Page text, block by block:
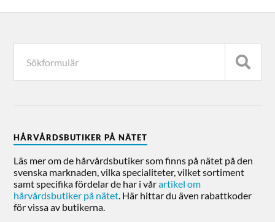
HÅRVÅRDSBUTIKER PÅ NÄTET
Läs mer om de hårvårdsbutiker som finns på nätet på den
svenska marknaden, vilka specialiteter, vilket sortiment
samt specifika fördelar de har i vårartikel om
hårvårdsbutiker på nätet. Här hittar du även rabattkoder
för vissa av butikerna.